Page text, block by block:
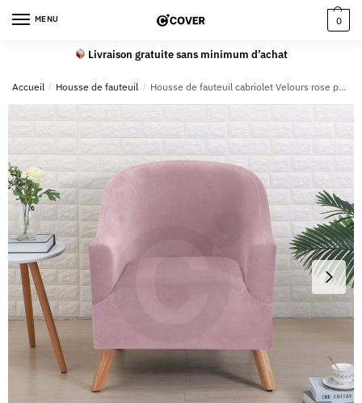
MENU 0
Livraison gratuite sans minimum d’achat
Accueil / Housse de fauteuil / Housse de fauteuil cabriolet Velours rose poudré